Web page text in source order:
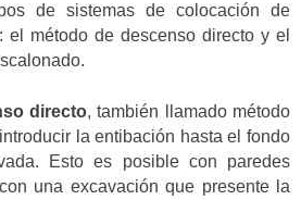
de sistemas de colocación de
el método de descenso directo y el
directo, también llamado método
la entibación hasta el fondo
Esto es posible con paredes
una excavación que presente la